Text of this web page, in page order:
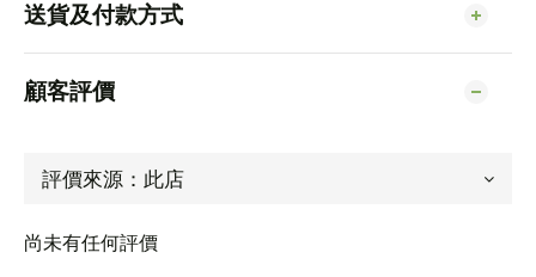
送貨及付款方式
顧客評價
尚未有任何評價